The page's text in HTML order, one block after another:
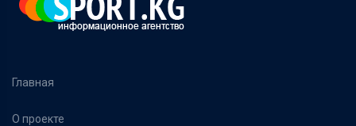
Главная
О проекте